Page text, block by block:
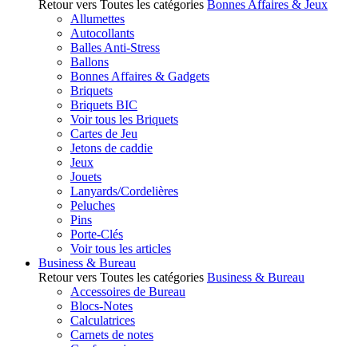
Retour vers Toutes les catégories Bonnes Affaires & Jeux
Allumettes
Autocollants
Balles Anti-Stress
Ballons
Bonnes Affaires & Gadgets
Briquets
Briquets BIC
Voir tous les Briquets
Cartes de Jeu
Jetons de caddie
Jeux
Jouets
Lanyards/Cordelières
Peluches
Pins
Porte-Clés
Voir tous les articles
Business & Bureau
Retour vers Toutes les catégories Business & Bureau
Accessoires de Bureau
Blocs-Notes
Calculatrices
Carnets de notes